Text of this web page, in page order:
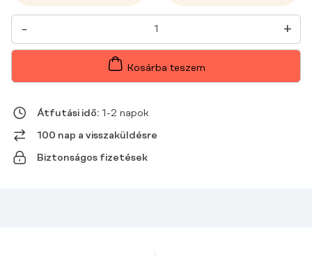
-
NŐI
ORVOSI
NADRÁG
FLARE
NŐI
NADRÁG
MENNYISÉG
+
Kosárba teszem
Átfutási idő: 1-2 napok
100 nap a visszaküldésre
Biztonságos fizetések